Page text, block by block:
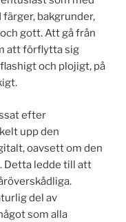
bakgrunder,
gott. Att gå från
att förflytta sig
och plojigt, på
efter
upp den
oavsett om den
Detta ledde till att
del av
som alla